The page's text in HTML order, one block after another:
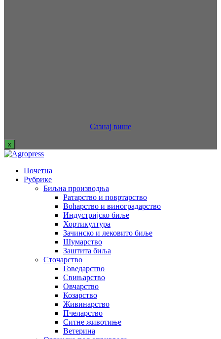
Сазнај више
x
Почетна
Рубрике
Биљна производња
Ратарство и повртарство
Воћарство и виноградарство
Индустријско биље
Хортикултура
Зачинско и лековито биље
Шумарство
Заштита биља
Сточарство
Говедарство
Свињарство
Овчарство
Козарство
Живинарство
Пчеларство
Ситне животиње
Ветерина